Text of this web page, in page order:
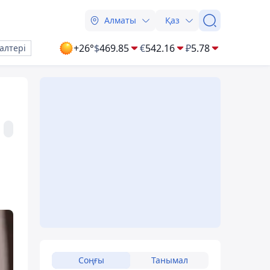
Алматы Қаз
+26°$469.85 €542.16 ₽5.78
Соңғы Танымал